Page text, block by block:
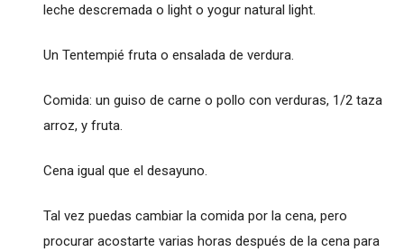
leche descremada o light o yogur natural light.
Un Tentempié fruta o ensalada de verdura.
Comida: un guiso de carne o pollo con verduras, 1/2 taza
arroz, y fruta.
Cena igual que el desayuno.
Tal vez puedas cambiar la comida por la cena, pero
procurar acostarte varias horas después de la cena para